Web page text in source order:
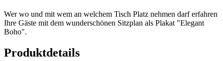
Wer wo und mit wem an welchem Tisch Platz nehmen darf erfahren
Ihre Gäste mit dem wunderschönen Sitzplan als Plakat "Elegant
Boho".
Produktdetails